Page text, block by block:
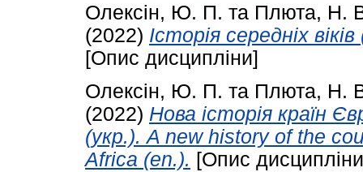
Олексін, Ю. П. та Плюта, Н.
(2022) Історія середніх
[Опис дисципліни]
Олексін, Ю. П. та Плюта, Н.
(2022) Нова історія країн
(укр.). A new history of the
Africa (en.). [Опис